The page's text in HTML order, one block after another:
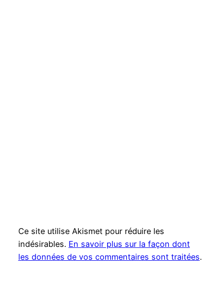
Ce site utilise Akismet pour réduire les
indésirables. En savoir plus sur la façon dont
les données de vos commentaires sont traitées.